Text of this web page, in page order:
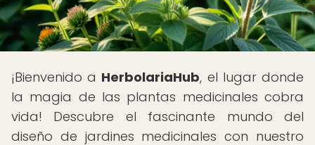
¡Bienvenido a HerbolariaHub, el lugar donde
la magia de las plantas medicinales cobra
vida! Descubre el fascinante mundo del
diseño de jardines medicinales con nuestro